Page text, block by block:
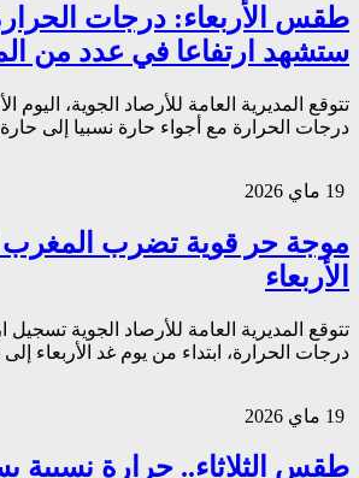
طقس الأربعاء: درجات الحرارة
ستشهد ارتفاعا في عدد من
تتوقع المديرية العامة للأرصاد الجوية، اليوم
درجات الحرارة مع أجواء حارة نسبيا إلى
موجة حر قوية تضرب المغرب
الأربعاء
تتوقع المديرية العامة للأرصاد الجوية
درجات الحرارة، ابتداء من يوم غد الأربعاء إلى
طقس الثلاثاء.. حرارة